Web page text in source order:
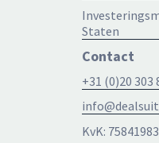
Staten
Contact
+31 (0)20 303
KvK: 75841983